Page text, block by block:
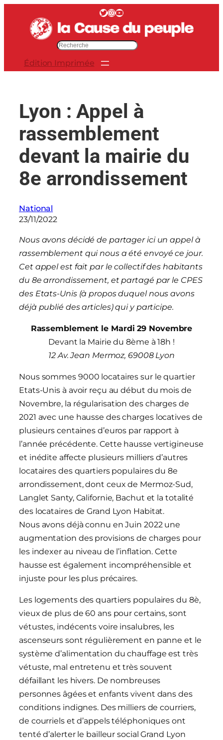
contenu
Twitter InstagramYouTube
e
r
Édition Imprimée
Lyon : Appel à
rassemblement
devant la mairie du
8e arrondissement
National
23/11/2022
Nous avons décidé de partager ici un appel à
rassemblement qui nous a été envoyé ce jour.
Cet appel est fait par le collectif des habitants
du 8e arrondissement, et partagé par le CPES
des Etats-Unis (à propos duquel nous avons
déjà publié des articles) qui y participe.
Rassemblement le Mardi 29 Novembre
Devant la Mairie du 8ème à 18h !
12 Av. Jean Mermoz, 69008 Lyon
Nous sommes 9000 locataires sur le quartier
Etats-Unis à avoir reçu au début du mois de
Novembre, la régularisation des charges de
2021 avec une hausse des charges locatives de
plusieurs centaines d’euros par rapport à
l’année précédente. Cette hausse vertigineuse
et inédite affecte plusieurs milliers d’autres
locataires des quartiers populaires du 8e
arrondissement, dont ceux de Mermoz-Sud,
Langlet Santy, Californie, Bachut et la totalité
des locataires de Grand Lyon Habitat.
Nous avons déjà connu en Juin 2022 une
augmentation des provisions de charges pour
les indexer au niveau de l’inflation. Cette
hausse est également incompréhensible et
injuste pour les plus précaires.
Les logements des quartiers populaires du 8è,
vieux de plus de 60 ans pour certains, sont
vétustes, indécents voire insalubres, les
ascenseurs sont régulièrement en panne et le
système d’alimentation du chauffage est très
vétuste, mal entretenu et très souvent
défaillant les hivers. De nombreuses
personnes âgées et enfants vivent dans des
conditions indignes. Des milliers de courriers,
de courriels et d’appels téléphoniques ont
tenté d’alerter le bailleur social Grand Lyon